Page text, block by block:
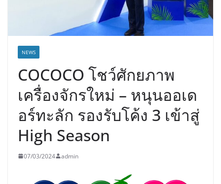
NEWS
COCOCO โชว์ศักยภาพ
เครื่องจักรใหม่ – หนุนออเด
อร์ทะลัก รองรับโค้ง 3 เข้าสู่
High Season
07/03/2024 admin